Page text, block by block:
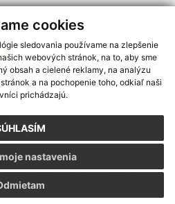
cookies
sledovania používame na zlepšenie
webových stránok, na to, aby sme
obsah a cielené reklamy, na analýzu
a na pochopenie toho, odkiaľ naši
prichádzajú.
nastavenia
NAD